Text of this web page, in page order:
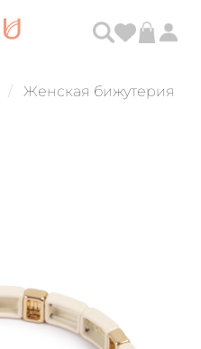
Женская бижутерия